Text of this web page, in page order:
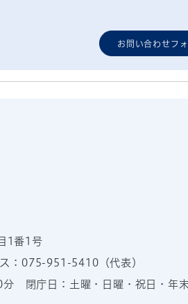
お問い合わせフ
1番1号
：075-951-5410（代表）
分 閉庁日：土曜・日曜・祝日・年